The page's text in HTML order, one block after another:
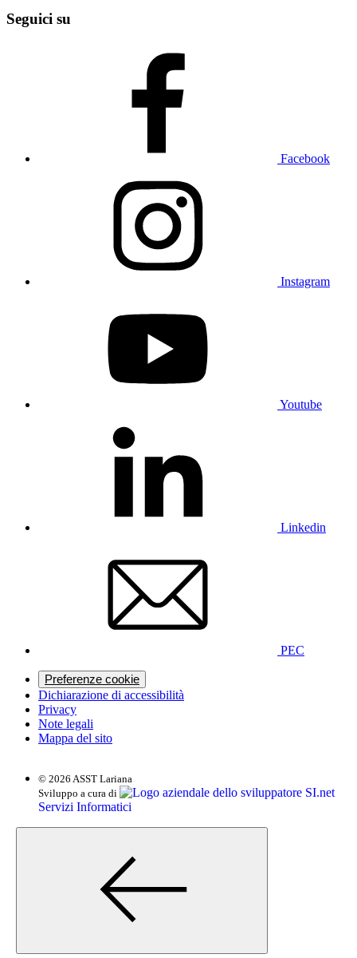
Seguici su
Facebook
Instagram
Youtube
Linkedin
PEC
Preferenze cookie
Dichiarazione di accessibilità
Privacy
Note legali
Mappa del sito
© 2026 ASST Lariana
Sviluppo a cura di
SI.net
Servizi Informatici